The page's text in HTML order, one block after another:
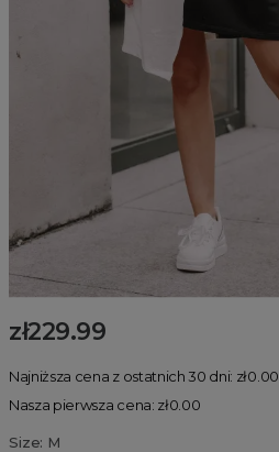
zł229.99
Najniższa cena z ostatnich 30 dni: zł0.00
Nasza pierwsza cena: zł0.00
Size: M